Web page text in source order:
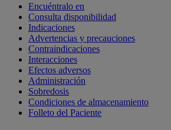
Encuéntralo en
Consulta disponibilidad
Indicaciones
Advertencias y precauciones
Contraindicaciones
Interacciones
Efectos adversos
Administración
Sobredosis
Condiciones de almacenamiento
Folleto del Paciente